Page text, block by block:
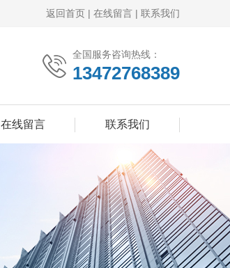
返回首页 | 在线留言 | 联系我们
全国服务咨询热线：
13472768389
在线留言 联系我们